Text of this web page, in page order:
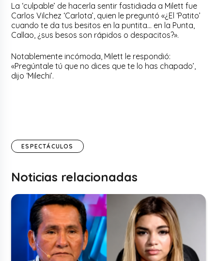
La ‘culpable’ de hacerla sentir fastidiada a Milett fue
Carlos Vilchez ‘Carlota’, quien le preguntó «¿El ‘Patito’
cuando te da tus besitos en la puntita… en la Punta,
Callao, ¿sus besos son rápidos o despacitos?».
Notablemente incómoda, Milett le respondió:
«Pregúntale tú que no dices que te lo has chapado’,
dijo ‘Milechi’.
ESPECTÁCULOS
Noticias relacionadas